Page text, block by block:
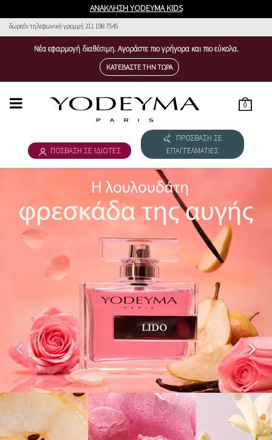
ΑΝΑΚΛΗΣΗ YODEYMA KIDS
δωρεάν τηλεφωνική γραμμή 211 198 7545
Νέα εφαρμογή διαθέσιμη. Αγοράστε πιο γρήγορα και πιο εύκολα.
ΚΑΤΕΒΆΣΤΕ ΤΗΝ ΤΏΡΑ
0
ΠΟΣΒΑΣΗ ΣΕ ΙΔΙΩΤΕΣ
ΠΡΟΣΒΑΣΗ ΣΕ
ΕΠΑΓΓΕΛΜΑΤΙΕΣ
ΓΥΝΑΙΚΕΙΑ ΣΥΛΛΟΓΗ
ΚΑΤΕΒΆΣΤΕ ΤΟΝ ΚΑΤΆΛΟΓ&OMICRON
THE NICHE COLLECTION
COSMÉTICA